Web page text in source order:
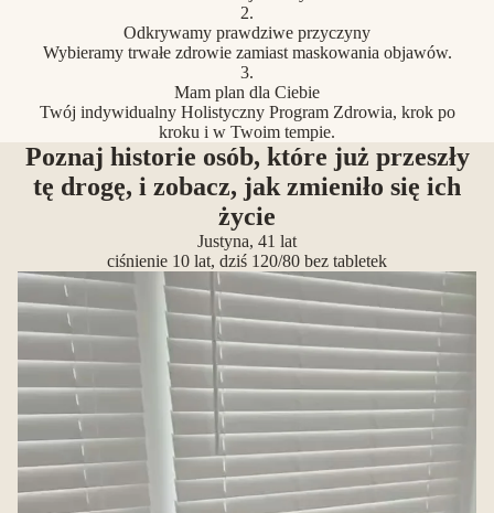
2.
Odkrywamy prawdziwe przyczyny
Wybieramy trwałe zdrowie zamiast maskowania objawów.
3.
Mam plan dla Ciebie
Twój indywidualny Holistyczny Program Zdrowia, krok po
kroku i w Twoim tempie.
Poznaj historie osób, które już przeszły
tę drogę, i zobacz, jak zmieniło się ich
życie
Justyna, 41 lat
ciśnienie 10 lat, dziś 120/80 bez tabletek